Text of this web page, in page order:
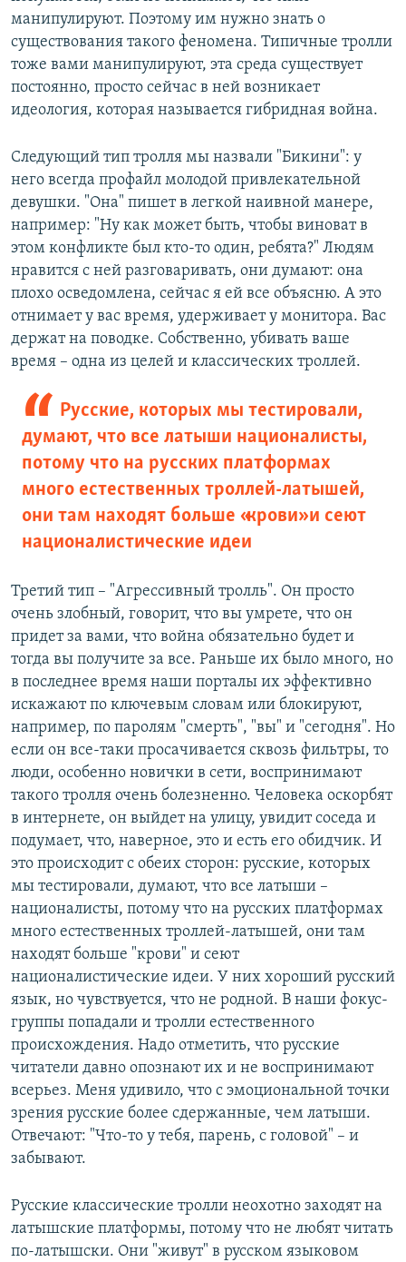
манипулируют. Поэтому им нужно знать о
существования такого феномена. Типичные тролли
тоже вами манипулируют, эта среда существует
постоянно, просто сейчас в ней возникает
идеология, которая называется гибридная война.
Следующий тип тролля мы назвали "Бикини": у
него всегда профайл молодой привлекательной
девушки. "Она" пишет в легкой наивной манере,
например: "Ну как может быть, чтобы виноват в
этом конфликте был кто-то один, ребята?" Людям
нравится с ней разговаривать, они думают: она
плохо осведомлена, сейчас я ей все объясню. А это
отнимает у вас время, удерживает у монитора. Вас
держат на поводке. Собственно, убивать ваше
время – одна из целей и классических троллей.
Русские, которых мы тестировали,
думают, что все латыши националисты,
потому что на русских платформах
много естественных троллей-латышей,
они там находят больше «крови» и сеют
националистические идеи
Третий тип – "Агрессивный тролль". Он просто
очень злобный, говорит, что вы умрете, что он
придет за вами, что война обязательно будет и
тогда вы получите за все. Раньше их было много, но
в последнее время наши порталы их эффективно
искажают по ключевым словам или блокируют,
например, по паролям "смерть", "вы" и "сегодня". Но
если он все-таки просачивается сквозь фильтры, то
люди, особенно новички в сети, воспринимают
такого тролля очень болезненно. Человека оскорбят
в интернете, он выйдет на улицу, увидит соседа и
подумает, что, наверное, это и есть его обидчик. И
это происходит с обеих сторон: русские, которых
мы тестировали, думают, что все латыши –
националисты, потому что на русских платформах
много естественных троллей-латышей, они там
находят больше "крови" и сеют
националистические идеи. У них хороший русский
язык, но чувствуется, что не родной. В наши фокус-
группы попадали и тролли естественного
происхождения. Надо отметить, что русские
читатели давно опознают их и не воспринимают
всерьез. Меня удивило, что с эмоциональной точки
зрения русские более сдержанные, чем латыши.
Отвечают: "Что-то у тебя, парень, с головой" – и
забывают.
Русские классические тролли неохотно заходят на
латышские платформы, потому что не любят читать
по-латышски. Они "живут" в русском языковом